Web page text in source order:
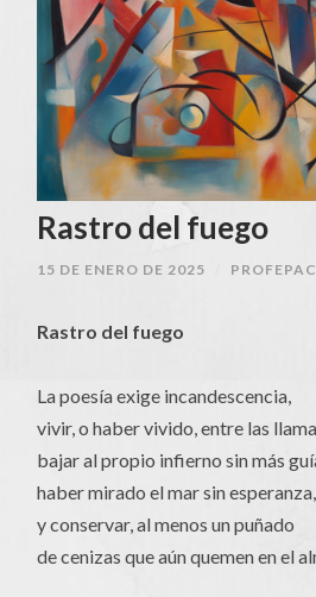
Rastro del fuego
15 DE ENERO DE 2025
Rastro del fuego
La poesía exige incandescencia,
vivir, o haber vivido, entre las
bajar al propio infierno sin más
haber mirado el mar sin esperanza,
y conservar, al menos un puñado
de cenizas que aún quemen en el